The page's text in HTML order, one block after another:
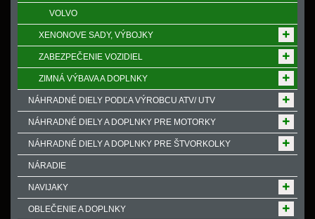
VOLVO
XENONOVE SADY, VÝBOJKY
ZABEZPEČENIE VOZIDIEL
ZIMNÁ VÝBAVA A DOPLNKY
NÁHRADNÉ DIELY PODĽA VÝROBCU ATV/ UTV
NÁHRADNÉ DIELY A DOPLNKY PRE MOTORKY
NÁHRADNÉ DIELY A DOPLNKY PRE ŠTVORKOLKY
NÁRADIE
NAVIJAKY
OBLEČENIE A DOPLNKY